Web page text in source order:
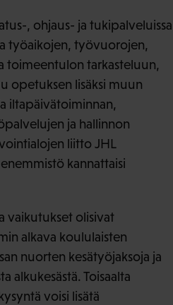
, ohjaus- ja tukipalveluissa
työaikojen, työvuorojen,
toimeentulon tarkasteluun,
opetuksen lisäksi muun
iltapäivätoiminnan,
ja hallinnon
liitto JHL
kannattaisi
vaikutukset olisivat
alkava koululaisten
nuorten kesätyöjaksoja ja
alkukesästä. Toisaalta
voisi lisätä